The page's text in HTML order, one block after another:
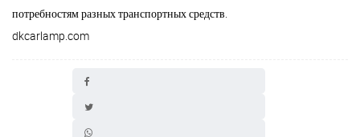
потребностям разных транспортных средств.
dkcarlamp.com